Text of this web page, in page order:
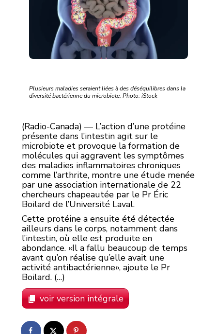
Plusieurs maladies seraient liées à des déséquilibres dans la
diversité bactérienne du microbiote. Photo: iStock
(Radio-Canada) — L’action d’une protéine
présente dans l’intestin agit sur le
microbiote et provoque la formation de
molécules qui aggravent les symptômes
des maladies inflammatoires chroniques
comme l’arthrite, montre une étude menée
par une association internationale de 22
chercheurs chapeautée par le Pr Éric
Boilard de l’Université Laval.
Cette protéine a ensuite été détectée
ailleurs dans le corps, notamment dans
l’intestin, où elle est produite en
abondance. Il a fallu beaucoup de temps
avant qu’on réalise qu’elle avait une
activité antibactérienne , ajoute le Pr
Boilard. (…)
voir version intégrale